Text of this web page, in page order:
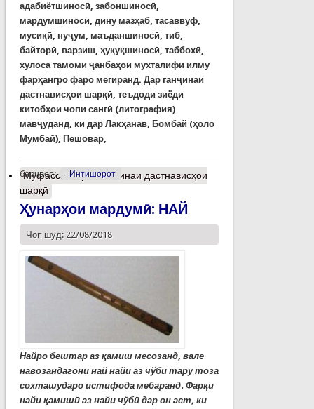
адабиётшиносӣ, забоншиносӣ,
мардумшиносӣ, дину мазҳаб, тасаввуф,
мусиқӣ, нуҷум, маъданшиносӣ, тиб,
байторӣ, варзиш, ҳуқуқшиносӣ, таббохӣ,
хулоса тамоми ҷанбаҳои мухталифи илму
фарҳангро фаро мегиранд. Дар ганҷинаи
дастнависҳои шарқӣ, теъдоди зиёди
китобҳои чопи сангӣ (литография)
мавҷуданд, ки дар Лакҳанав, Бомбай (ҳоло
Мумбай), Пешовар,
барчасп: Интишорот
Муфассалтаро Ганҷинаи дастнависҳои
шарқӣ
Ҳунарҳои мардумӣ: НАЙ
Чоп шуд: 22/08/2018
Найро бештар аз қамиш месозанд, вале
навозандагони най найи аз чўби тару тоза
сохташударо истифода мебаранд. Фарқи
найи қамишӣ аз найи чўбӣ дар он аст, ки